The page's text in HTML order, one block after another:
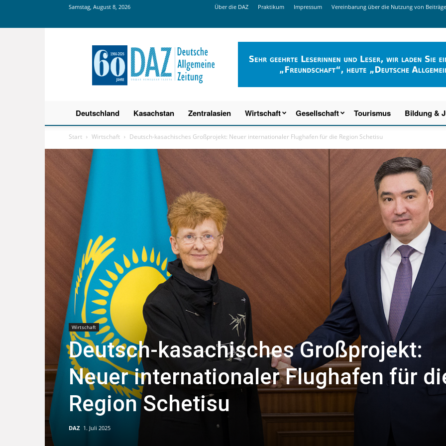
Samstag, August 8, 2026 Über die DAZ Praktikum Impressum Vereinbarung über die Nutzung von
Deutsche
Allgemeine
Zeitung
Deutschland Kasachstan Zentralasien Wirtschaft Gesellschaft Tourismus Bildung &
Start Wirtschaft Deutsch-kasachisches Großprojekt: Neuer internationaler Flughafen für die Region Schetisu
Wirtschaft
Deutsch-kasachisches Großprojekt:
Neuer internationaler Flughafen für
Region Schetisu
DAZ 1. Juli 2025